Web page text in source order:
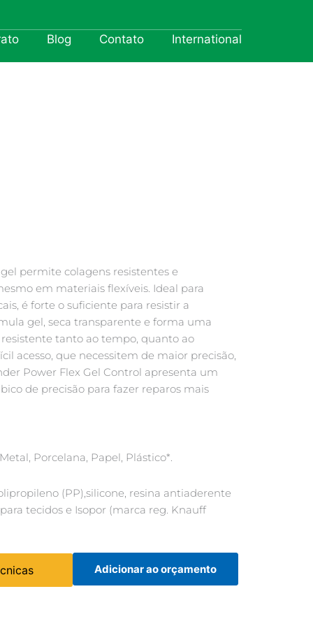
Blog Contato International
permite colagens resistentes e
em materiais flexíveis. Ideal para
é forte o suficiente para resistir a
gel, seca transparente e forma uma
tanto ao tempo, quanto ao
acesso, que necessitem de maior precisão,
Power Flex Gel Control apresenta um
de precisão para fazer reparos mais
Porcelana, Papel, Plástico*.
(PP),silicone, resina antiaderente
tecidos e Isopor (marca reg. Knauff
Adicionar ao orçamento